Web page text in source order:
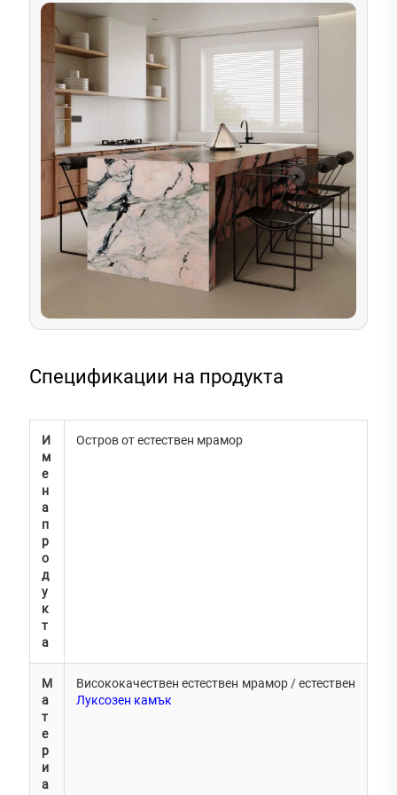
Спецификации на продукта
И
м
е
н
а
п
р
о
д
у
к
т
а
Остров от естествен мрамор
М
а
т
е
р
и
а
Висококачествен естествен мрамор / естествен
Луксозен камък